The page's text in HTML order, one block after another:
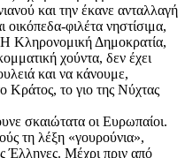
και την έκανε ανταλλαγή
οικόπεδα-φιλέτα νηστίσιμα,
Η Κληρονομική Δημοκρατία,
χούντα, δεν έχει
και να κάνουμε,
Κράτος, το γιο της Νύχτας
σκαιώτατα οι Ευρωπαίοι.
τη λέξη «γουρούνια»,
Έλληνες. Μέχρι πριν από